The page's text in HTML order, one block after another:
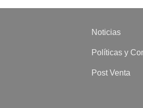
Noticias
Políticas y
Post Venta